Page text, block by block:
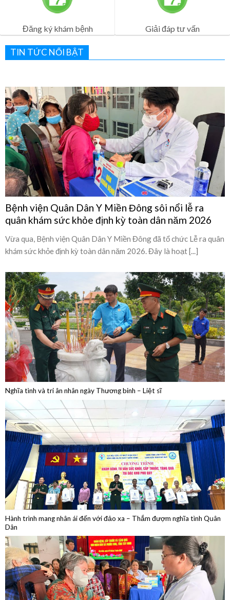
Lịch Khám Bệnh
Đăng ký khám bệnh Giải đáp tư vấn
TIN TỨC NỔI BẬT
Bệnh viện Quân Dân Y Miền Đông sôi nổi lễ ra
quân khám sức khỏe định kỳ toàn dân năm 2026
Vừa qua, Bệnh viện Quân Dân Y Miền Đông đã tổ chức Lễ ra quân
khám sức khỏe định kỳ toàn dân năm 2026. Đây là hoạt [...]
Nghĩa tình và tri ân nhân ngày Thương binh – Liệt sĩ
Hành trình mang nhân ái đến với đảo xa – Thắm đượm nghĩa tình Quân
Dân